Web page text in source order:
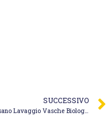
SUCCESSIVO
Orbassano Lavaggio Vasche Biologiche – Ecologica Piemontese S.r.l.